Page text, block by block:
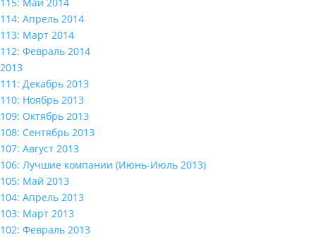
114: Апрель 2014
113: Март 2014
112: Февраль 2014
2013
111: Декабрь 2013
110: Ноябрь 2013
109: Октябрь 2013
108: Сентябрь 2013
107: Август 2013
106: Лучшие компании (Июнь-Июль 2013)
105: Май 2013
104: Апрель 2013
103: Март 2013
102: Февраль 2013